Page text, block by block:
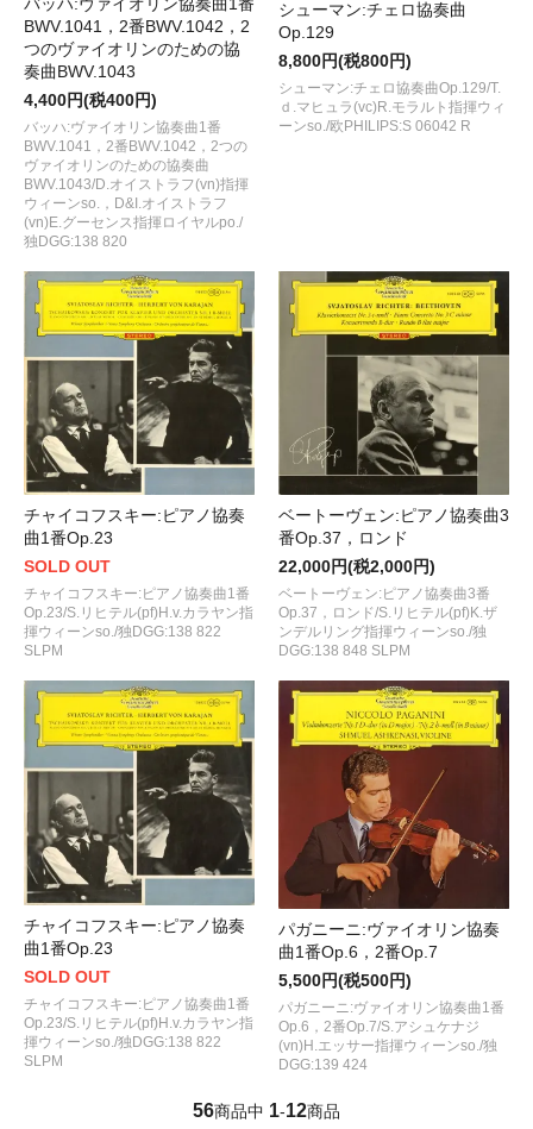
バッハ:ヴァイオリン協奏曲1番
BWV.1041，2番BWV.1042，2
つのヴァイオリンのための協
奏曲BWV.1043
4,400円(税400円)
バッハ:ヴァイオリン協奏曲1番
BWV.1041，2番BWV.1042，2つの
ヴァイオリンのための協奏曲
BWV.1043/D.オイストラフ(vn)指揮
ウィーンso.，D&I.オイストラフ
(vn)E.グーセンス指揮ロイヤルpo./
独DGG:138 820
シューマン:チェロ協奏曲
Op.129
8,800円(税800円)
シューマン:チェロ協奏曲Op.129/T.
ｄ.マヒュラ(vc)R.モラルト指揮ウィ
ーンso./欧PHILIPS:S 06042 R
チャイコフスキー:ピアノ協奏
曲1番Op.23
SOLD OUT
チャイコフスキー:ピアノ協奏曲1番
Op.23/S.リヒテル(pf)H.v.カラヤン指
揮ウィーンso./独DGG:138 822
SLPM
ベートーヴェン:ピアノ協奏曲3
番Op.37，ロンド
22,000円(税2,000円)
ベートーヴェン:ピアノ協奏曲3番
Op.37，ロンド/S.リヒテル(pf)K.ザ
ンデルリング指揮ウィーンso./独
DGG:138 848 SLPM
チャイコフスキー:ピアノ協奏
曲1番Op.23
SOLD OUT
チャイコフスキー:ピアノ協奏曲1番
Op.23/S.リヒテル(pf)H.v.カラヤン指
揮ウィーンso./独DGG:138 822
SLPM
パガニーニ:ヴァイオリン協奏
曲1番Op.6，2番Op.7
5,500円(税500円)
パガニーニ:ヴァイオリン協奏曲1番
Op.6，2番Op.7/S.アシュケナジ
(vn)H.エッサー指揮ウィーンso./独
DGG:139 424
56商品中 1-12商品